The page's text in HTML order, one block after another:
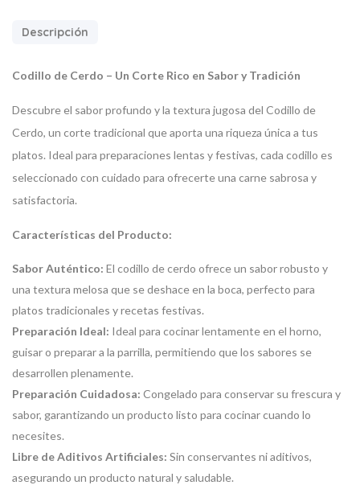
Descripción
Codillo de Cerdo – Un Corte Rico en Sabor y Tradición
Descubre el sabor profundo y la textura jugosa del Codillo de
Cerdo, un corte tradicional que aporta una riqueza única a tus
platos. Ideal para preparaciones lentas y festivas, cada codillo es
seleccionado con cuidado para ofrecerte una carne sabrosa y
satisfactoria.
Características del Producto:
Sabor Auténtico: El codillo de cerdo ofrece un sabor robusto y
una textura melosa que se deshace en la boca, perfecto para
platos tradicionales y recetas festivas.
Preparación Ideal: Ideal para cocinar lentamente en el horno,
guisar o preparar a la parrilla, permitiendo que los sabores se
desarrollen plenamente.
Preparación Cuidadosa: Congelado para conservar su frescura y
sabor, garantizando un producto listo para cocinar cuando lo
necesites.
Libre de Aditivos Artificiales: Sin conservantes ni aditivos,
asegurando un producto natural y saludable.